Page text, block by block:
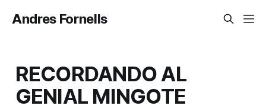
Andres Fornells
RECORDANDO AL
GENIAL MINGOTE